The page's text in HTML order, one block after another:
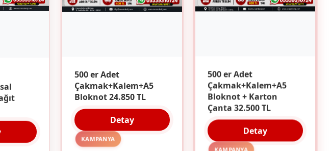
500 er Adet
Çakmak+Kalem+A5
Bloknot 24.850 TL
Detay
KAMPANYA
500 er Adet
Çakmak+Kalem+A5
Bloknot + Karton
Çanta 32.500 TL
Detay